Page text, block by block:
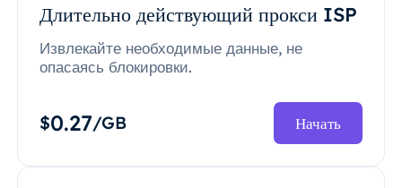
Длительно действующий прокси ISP
Извлекайте необходимые данные, не
опасаясь блокировки.
$0.27/GB Начать